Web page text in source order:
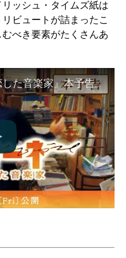
ッシュ・タイムズ紙は
ビュートが詰まったこ
べき要素がたくさんあ
映画『モリコーネ 映画が恋した音楽家』本予告 1.13 Fri 公開 【公式】